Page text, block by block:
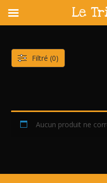
content
Aucun produit ne
Filtré (0)
Le